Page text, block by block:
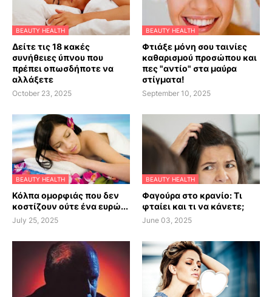
BEAUTY HEALTH
Δείτε τις 18 κακές
συνήθειες ύπνου που
πρέπει οπωσδήποτε να
αλλάξετε
October 23, 2025
BEAUTY HEALTH
Φτιάξε μόνη σου ταινίες
καθαρισμού προσώπου και
πες "αντίο" στα μαύρα
στίγματα!
September 10, 2025
BEAUTY HEALTH
Κόλπα ομορφιάς που δεν
κοστίζουν ούτε ένα ευρώ...
July 25, 2025
BEAUTY HEALTH
Φαγούρα στο κρανίο: Τι
φταίει και τι να κάνετε;
June 03, 2025